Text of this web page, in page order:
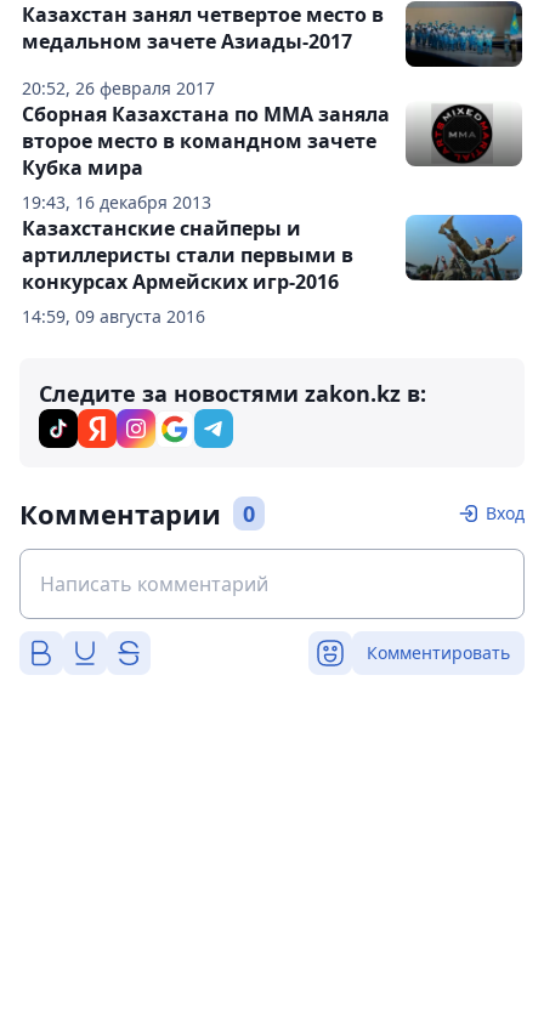
20:52, 26 февраля 2017
Казахстан занял четвертое место в
медальном зачете Азиады-2017
19:43, 16 декабря 2013
Сборная Казахстана по ММА заняла
второе место в командном зачете
Кубка мира
14:59, 09 августа 2016
Казахстанские снайперы и
артиллеристы стали первыми в
конкурсах Армейских игр-2016
Следите за новостями zakon.kz в:
Комментарии 0 Вход
Комментировать